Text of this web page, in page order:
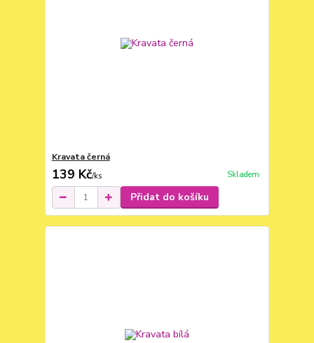
Kravata černá
139 Kč/ks Skladem
Přidat do košíku